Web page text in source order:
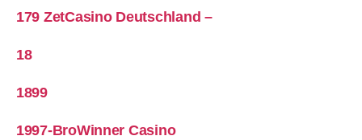
179 ZetCasino Deutschland –
18
1899
1997-BroWinner Casino